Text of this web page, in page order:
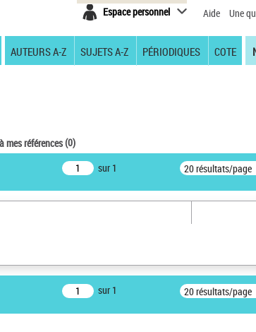
Espace personnel Aide Une
AUTEURS A-Z SUJETS A-Z PÉRIODIQUES COTE
mes références(0)
sur 1 20 résultats/page
sur 1 20 résultats/page